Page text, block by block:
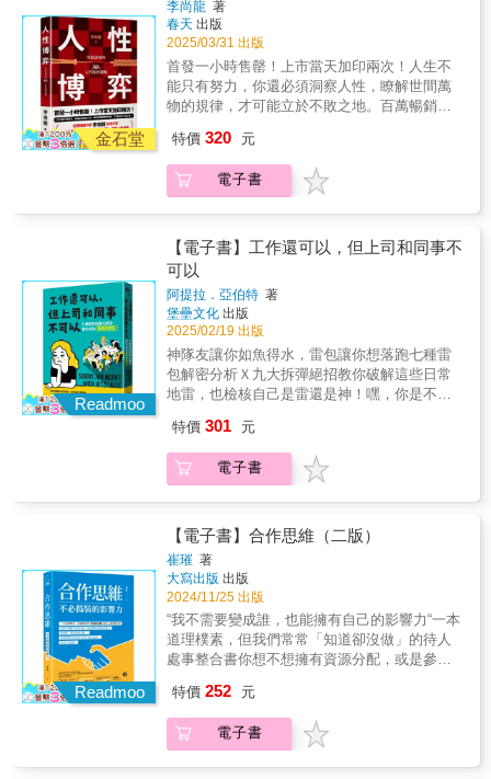
等你很久了。」說謊者：「車壞了。」未說謊
者：「我的車壞了。」──如果對方總是反覆地
省略「我」，那他就有被懷疑的理由了。人在
說謊時，都會儘量避免使用人稱代詞，尤其是
「我」，因為當說起「我」字時，會不自覺地
心虛、顫抖。為了掩蓋，當然要避。．看出行
為背後的祕密：甲：「送你的生日禮物，希望
完後才露出笑容）未說謊者：「我喜歡這
個！」（說話的同時露出笑容）──如果對方的
手勢或表情和說話的時機不對，那麼他很可能
引導交流過程。【內外向冷讀系統】透過系統
的冷讀語言感動交流對象。冷讀術，是最強的
心理說服術。從算命師到談判高手，他們都靠
這套方法讓人心甘情願。從處理客戶關係、與
主管或下屬溝通、與異性朋友建立親密關係、
發展更多的人脈資源……本書助你學會運用，
單的話就洩露了天機，冷讀者只是隨口問問，
效果就出來了：試探者：「聽說老總最近要裁
人了，你知道嗎？」回答1：「是嗎？怎麼這麼
「這麼說來，你知道這件事了？」「這事不會
跟你有關吧？」‧冷讀技巧，可以幫助我們發現
事實的真相：問話者：「你怎麼現在才來？我
等你很久了。」說謊者：「車壞了。」未說謊
者：「我的車壞了。」──如果對方總是反覆地
省略「我」，那他就有被懷疑的理由了。人在
說謊時，都會儘量避免使用人稱代詞，尤其是
「我」，因為當說起「我」字時，會不自覺地
心虛、顫抖。為了掩蓋，當然要避。．看出行
為背後的祕密：甲：「送你的生日禮物，希望
完後才露出笑容）未說謊者：「我喜歡這
個！」（說話的同時露出笑容）──如果對方的
手勢或表情和說話的時機不對，那麼他很可能
升；為他人提供情緒價值，擁有恰當的情緒表
達與精準的情緒回應，在人際關係中進退自
如。重點3→情緒價值是滋養關係的重要養分，
也是難以替代的隱性價值。【真正的情緒價
值，建立好關係無往不利】-積極傾聽，讓你覺
得受到重視-和你交談時，從不隨便讓話落地-在
你需要時，總能給予安慰和支持-說清楚在想什
是高情緒價值的人。為何他們不僅讓人信任、
依賴，還從不內耗？首先，你得知道——◎真
正的情緒價值是什麼？-是在關係裡「利他也利
的能力，也就是「共情」的能力。真正的情緒
價值是「雙方」都為自己的情緒負責（而不是
膚淺的虛情假意），並將之轉化成可利用的力
量，達到「雙贏」的效果。◎提升情緒價值有
什麼好處？-能創造「雙向滋養」的正面循環！
低情緒價值的人總是一味索取，不懂得修補關
係；高情緒價值的人則相反，不僅握有主動
權，還能讓一段關係的容錯率提高，相互滋
向循環。當一個人的價值越高，就越不容易被
取代，在任何關係中都能遊刃有餘！【從5大面
向跟著做，滋養關係立即有效】-從「表達」、
養關係的良性溝通愛你的人不一定「懂」你，
好默契都是反覆磨合出來的。作者教你：*利用
「故事溝通法」，走進對方心裡*理性結合感性
＋新鮮感，拉近兩性溝通的距離*5個訣竅，一
開口就收穫好關係【情感投入】有分寸的付
出，才能換來最理想關係感情是丟接球般的
「合作」，得讓彼此都獲得安全感和幸福感。
你將學到：*「有效投入」，輕鬆管理情感帳戶
*3個步驟，調整情感失衡狀態*5個條件，為自
負能量，找回自我意識 「捨不得」的代價往往
很大，再善良都要守住底線。你該試著：*辨識
5種特質，遠離道德綁架慣犯*自問「你需要他
金石堂
李尚龍 著
春天 出版
2025/03/31 出版
首發一小時售罄！上市當天加印兩次！人生不
能只有努力，你還必須洞察人性，瞭解世間萬
物的規律，才可能立於不敗之地。百萬暢銷作
性成事，逆著人性成長這是我的血淚史，是我
用無數的經歷和經驗總結出來的東西，也是我
過去很長一段時間閱讀、思考、寫作的結晶，
努力，你還必須洞察人性，瞭解世間萬物的規
律，才可能立於不敗之地。──李尚龍．6大認
知突破主題．4大通用溝通話術．10大底層認知
邏輯．20個經典心理學實驗．12個趣味心理學
效應．20個重塑自我的好習慣寫給想要遠離內
耗、尋求突破不斷成長的你！努力就會有收穫
嗎？三十四歲的李尚龍說：「三十歲之前，你
需要做的是努力；三十歲之後，你則必須明白
該如何選擇。」經歷了事業的跌宕起伏與抉
擇，他明白了掌控人性對於成事的重要性，毅
性。他把這三十堂課分成六大主題：瞭解人性
本質、看清人性善惡、釐清人際關係、實現爆
發成長、解決人性困惑、利用人性成事。通過
理學實驗，展示了人性之力在人生各個階段和
大小事項中的關鍵作用，既讓我們直觀感受到
了人性的複雜，也為我們指明了掌控人性、順
利成事的根本方法。立足人性本質，書中他分
享四大通用溝通話術，讓你學會辨別人性善
惡，釐清人際關係，遠離消耗你的人。更總結
10大底層認知邏輯，幫你看透人性真相，順著
人性——我們底層的邏輯究竟是什麼？人性是
向善的，還是向惡的？它並不是一本單純的厚
黑學指南，而是一本關於人性本質的真實寫
特價 320 元
電子書
Readmoo
【電子書】工作還可以，但上司和同事不
可以
阿提拉．亞伯特 著
堡壘文化 出版
2025/02/19 出版
神隊友讓你如魚得水，雷包讓你想落跑七種雷
包解密分析Ｘ九大拆彈絕招教你破解這些日常
地雷，也檢核自己是雷還是神！嘿，你是不是
左邊是喋喋不休的八卦精，右邊是永遠找藉口
的甩鍋王，對面還有一位自以為是的職場戰
神？深呼吸，放下你的咖啡杯，這本書將是你
一錯過 掌握九大避雷絕技，讓你全身而退又
不失人和 提升你的雷包雷達，提早預判，完
美迴避等等，你以為只有上班的時候才會踩雷
嗎？朋友聚會變成吐苦水大會、伴侶總是把家
裡當旅館、孩子固執起來比石頭還硬、家庭群
組總是煙硝不停？又或是，你在某個時刻也是
別人眼中的超級大雷包？別擔心，本書作者憑
藉多年溝通專家的豐富經驗，透過超有共鳴的
真實案例，教你&bull; 練成和事佬絕技，優雅
緊張局面轉化為助力&bull; 從自身出發，避免
成為別人的麻煩這本書結合實戰技巧和幽默洞
察，讓你在笑著看完後，搖身一變成為避雷高
特價 301 元
電子書
Readmoo
【電子書】合作思維（二版）
崔璀 著
大寫出版 出版
2024/11/25 出版
“我不需要變成誰，也能擁有自己的影響力“一本
道理樸素，但我們常常「知道卻沒做」的待人
處事整合書你想不想擁有資源分配，或是參與
實影響力的本質不在於「權力認證」，而是合
作思維。合作思維把合作當作所有關係的前
提， 認為一切互動關係都可以合作，而且只有
特價 252 元
電子書